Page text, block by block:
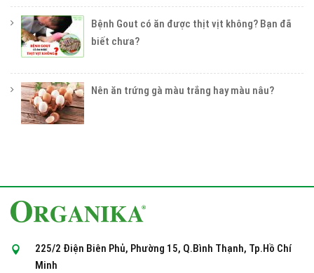
Bệnh Gout có ăn được thịt vịt không? Bạn đã
biết chưa?
Nên ăn trứng gà màu trắng hay màu nâu?
225/2 Điện Biên Phủ, Phường 15, Q.Bình Thạnh, Tp.Hồ Chí
Minh